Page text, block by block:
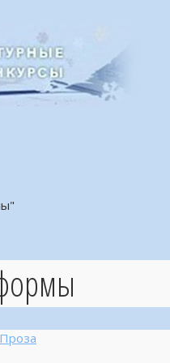
Проза